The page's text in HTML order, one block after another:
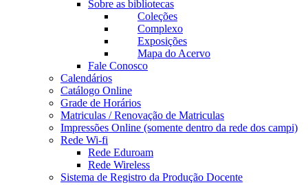
Sobre as bibliotecas
Coleções
Complexo
Exposições
Mapa do Acervo
Fale Conosco
Calendários
Catálogo Online
Grade de Horários
Matriculas / Renovação de Matriculas
Impressões Online (somente dentro da rede dos campi)
Rede Wi-fi
Rede Eduroam
Rede Wireless
Sistema de Registro da Produção Docente